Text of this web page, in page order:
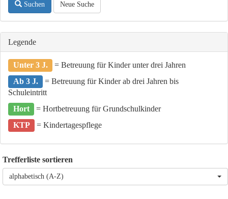
Suchen Neue Suche
Legende
Unter 3 J.
= Betreuung für Kinder unter drei Jahren
Ab 3 J.
= Betreuung für Kinder ab drei Jahren bis
Schuleintritt
Hort
= Hortbetreuung für Grundschulkinder
KTP
= Kindertagespflege
Trefferliste sortieren
alphabetisch (A-Z)